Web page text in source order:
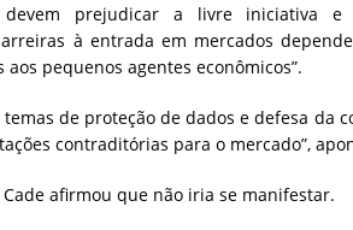
devem prejudicar a livre iniciativa e
à entrada em mercados
pequenos agentes econômicos”.
temas de proteção de dados e defesa da
contraditórias para o mercado”,
Cade afirmou que não iria se manifestar.